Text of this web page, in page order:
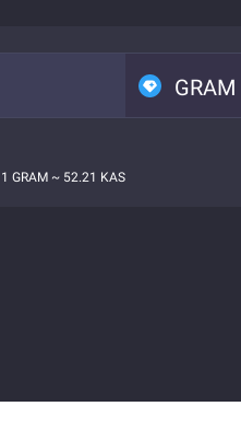
GRAM
1 GRAM ~ 52.21 KAS